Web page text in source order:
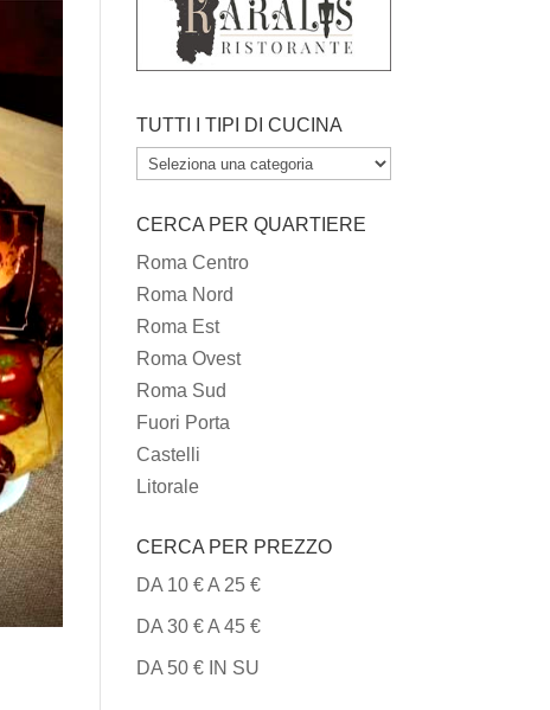
TUTTI I TIPI DI CUCINA
TUTTI
TIPI
DI
CUCINA
CERCA PER QUARTIERE
Roma Centro
Roma Nord
Roma Est
Roma Ovest
Roma Sud
Fuori Porta
Castelli
Litorale
CERCA PER PREZZO
DA 10 € A 25 €
DA 30 € A 45 €
DA 50 € IN SU